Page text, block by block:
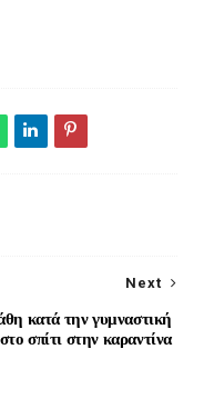
Next
κατά την γυμναστική
στο σπίτι στην καραντίνα